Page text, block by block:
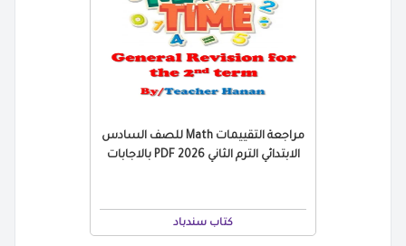
مراجعة التقييمات Math للصف السادس
الابتدائي الترم الثاني 2026 PDF بالاجابات
كتاب سندباد